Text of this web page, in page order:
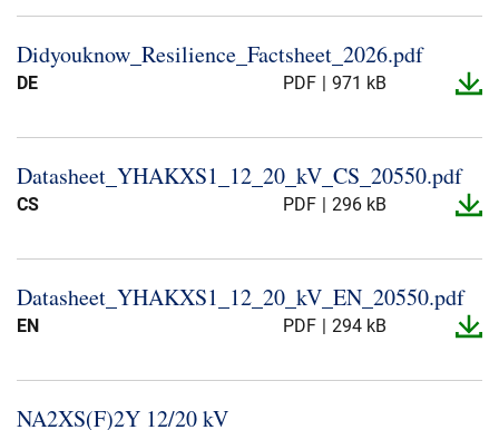
Geschäftsführung
Unsere Geschichte
Produktion
Europacable
Einkauf
Nachhaltigkeit
Didyouknow_​Resilience_​Factsheet_​2026.​pdf
DE PDF 971 kB
Datasheet_​YHAKXS1_​12_​20_​kV_​CS_​20550.​pdf
CS PDF 296 kB
Datasheet_​YHAKXS1_​12_​20_​kV_​EN_​20550.​pdf
EN PDF 294 kB
NA2XS(F)2Y 12/20 kV